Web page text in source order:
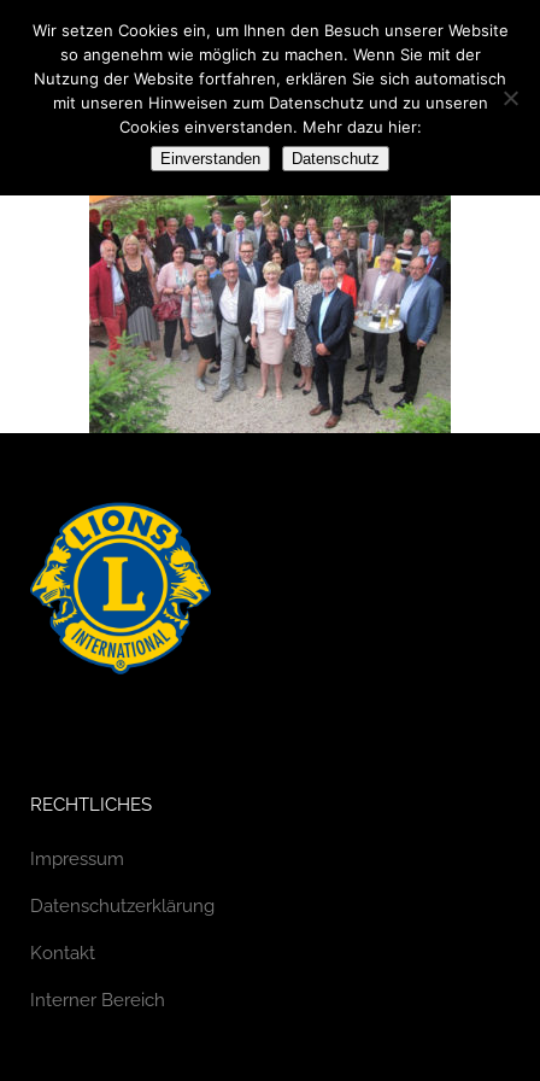
LIONS-ALBRECHTS
RECHTLICHES
Impressum
Datenschutzerklärung
Kontakt
Interner Bereich
Wir setzen Cookies ein, um Ihnen den Besuch unserer Website
so angenehm wie möglich zu machen. Wenn Sie mit der
Nutzung der Website fortfahren, erklären Sie sich automatisch
mit unseren Hinweisen zum Datenschutz und zu unseren
Cookies einverstanden. Mehr dazu hier:
Einverstanden Datenschutz